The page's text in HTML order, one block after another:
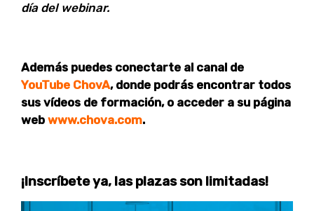
día del webinar.
Además puedes conectarte al canal de
YouTube ChovA, donde podrás encontrar todos
sus vídeos de formación, o acceder a su página
web www.chova.com.
¡Inscríbete ya, las plazas son limitadas!